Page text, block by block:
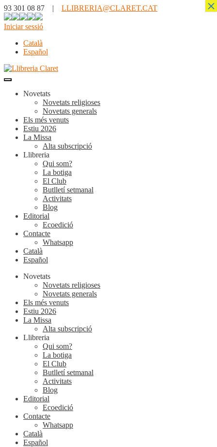
93 301 08 87 | LLIBRERIA@CLARET.CAT
Iniciar sessió
Català
Español
Novetats
Novetats religioses
Novetats generals
Els més venuts
Estiu 2026
La Missa
Alta subscripció
Llibreria
Qui som?
La botiga
El Club
Butlletí setmanal
Activitats
Blog
Editorial
Ecoedició
Contacte
Whatsapp
Català
Español
Novetats
Novetats religioses
Novetats generals
Els més venuts
Estiu 2026
La Missa
Alta subscripció
Llibreria
Qui som?
La botiga
El Club
Butlletí setmanal
Activitats
Blog
Editorial
Ecoedició
Contacte
Whatsapp
Català
Español
×